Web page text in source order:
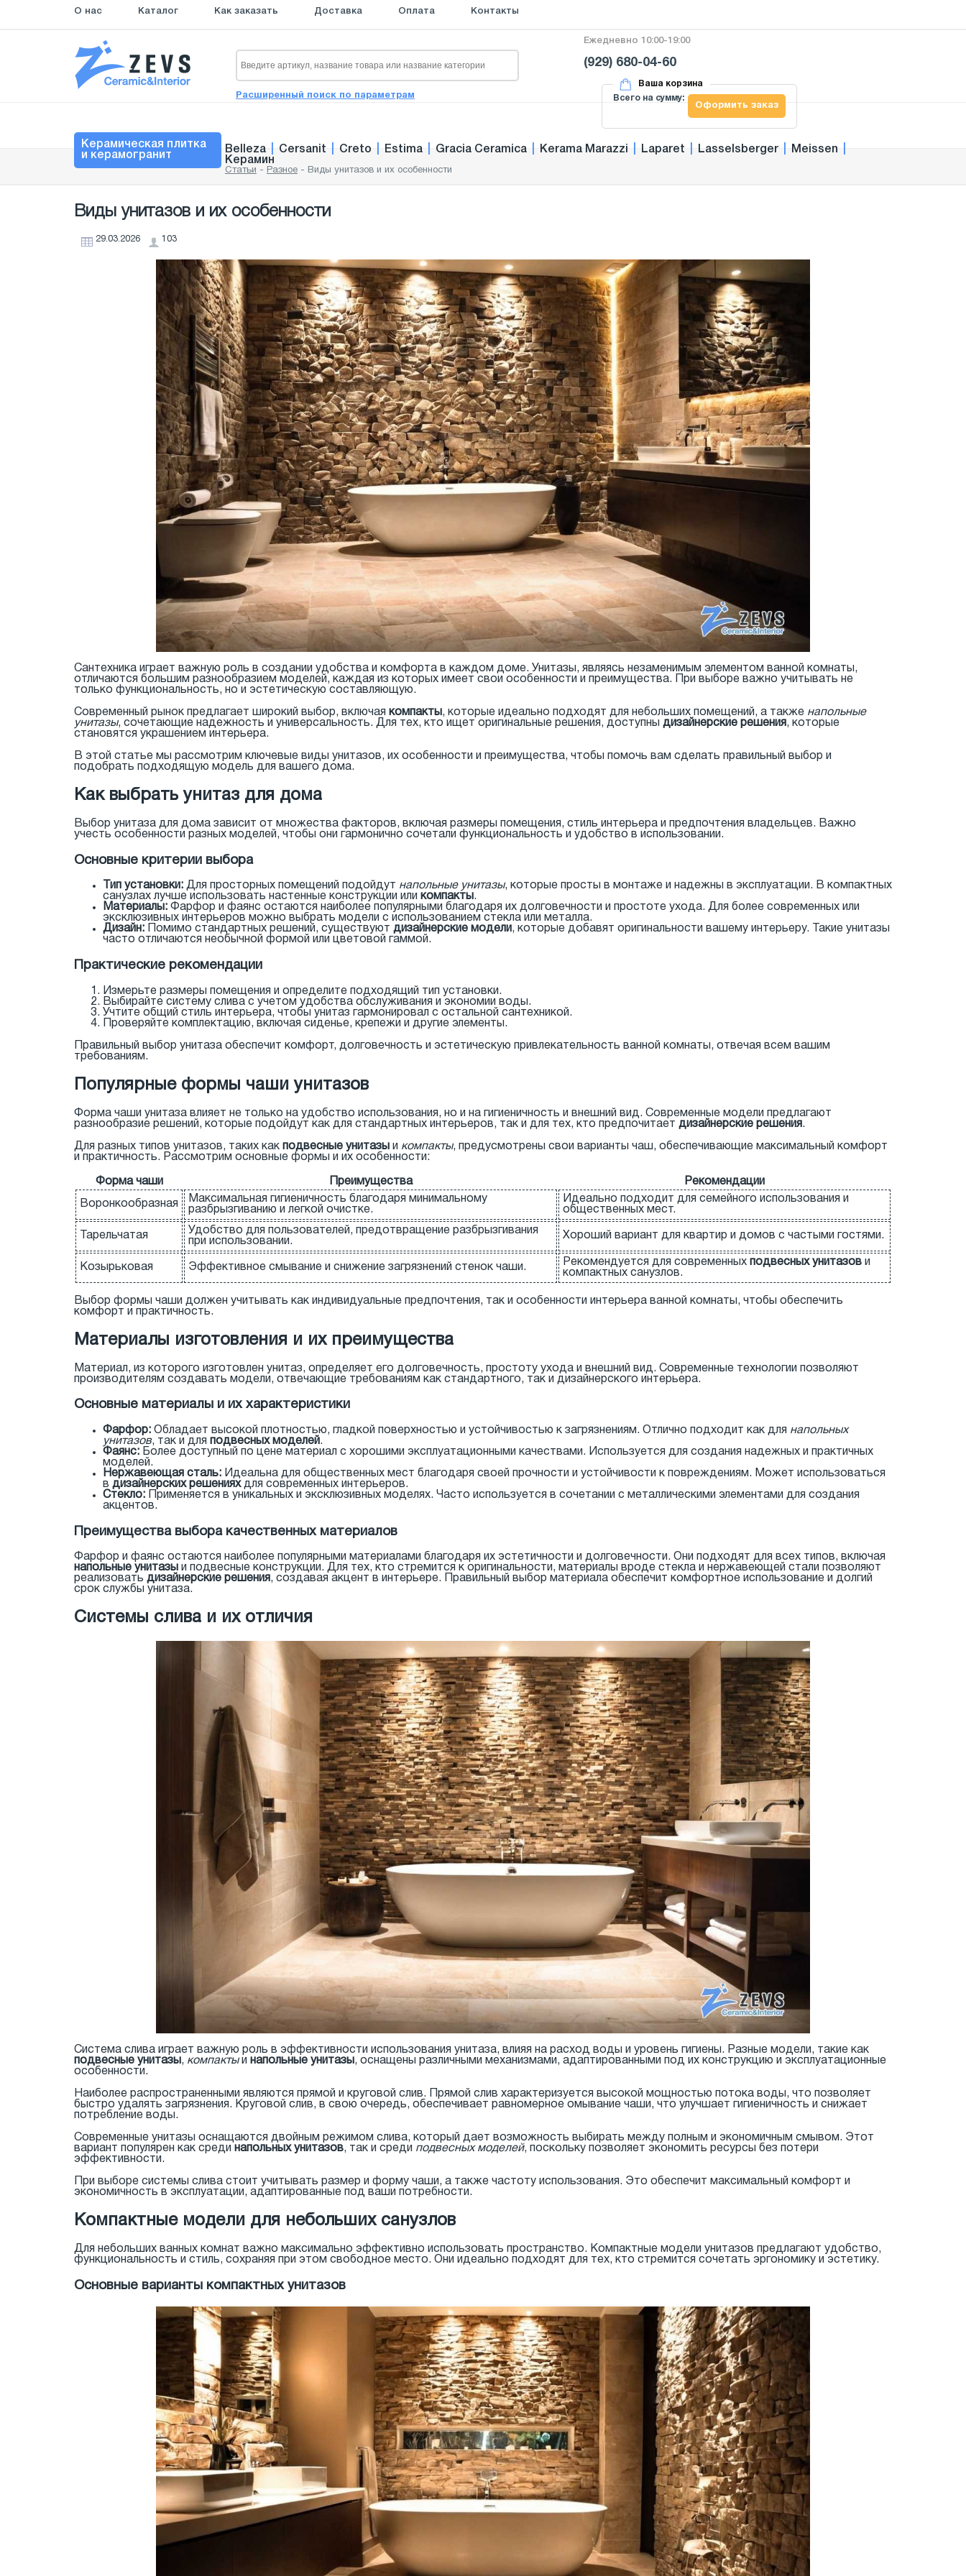
О нас Каталог Как заказать Доставка Оплата Контакты
Расширенный поиск по параметрам
Ежедневно 10:00-19:00
(929) 680-04-60
Ваша корзина
Оформить заказ
Всего на сумму:
Керамическая плитка
и керамогранит
Belleza Cersanit Creto Estima Gracia Ceramica Kerama Marazzi Laparet Lasselsberger Meissen
Керамин
Статьи - Разное - Виды унитазов и их особенности
Виды унитазов и их особенности
29.03.2026 103
Сантехника играет важную роль в создании удобства и комфорта в каждом доме. Унитазы, являясь незаменимым элементом ванной комнаты,
отличаются большим разнообразием моделей, каждая из которых имеет свои особенности и преимущества. При выборе важно учитывать не
только функциональность, но и эстетическую составляющую.
Современный рынок предлагает широкий выбор, включая компакты , которые идеально подходят для небольших помещений, а также напольные
унитазы, сочетающие надежность и универсальность. Для тех, кто ищет оригинальные решения, доступны дизайнерские решения , которые
становятся украшением интерьера.
В этой статье мы рассмотрим ключевые виды унитазов, их особенности и преимущества, чтобы помочь вам сделать правильный выбор и
подобрать подходящую модель для вашего дома.
Как выбрать унитаз для дома
Выбор унитаза для дома зависит от множества факторов, включая размеры помещения, стиль интерьера и предпочтения владельцев. Важно
учесть особенности разных моделей, чтобы они гармонично сочетали функциональность и удобство в использовании.
Основные критерии выбора
Тип установки: Для просторных помещений подойдут напольные унитазы, которые просты в монтаже и надежны в эксплуатации. В компактных
санузлах лучше использовать настенные конструкции или компакты .
Материалы: Фарфор и фаянс остаются наиболее популярными благодаря их долговечности и простоте ухода. Для более современных или
эксклюзивных интерьеров можно выбрать модели с использованием стекла или металла.
Дизайн: Помимо стандартных решений, существуют дизайнерские модели , которые добавят оригинальности вашему интерьеру. Такие унитазы
часто отличаются необычной формой или цветовой гаммой.
Практические рекомендации
Измерьте размеры помещения и определите подходящий тип установки.
Выбирайте систему слива с учетом удобства обслуживания и экономии воды.
Учтите общий стиль интерьера, чтобы унитаз гармонировал с остальной сантехникой.
Проверяйте комплектацию, включая сиденье, крепежи и другие элементы.
Правильный выбор унитаза обеспечит комфорт, долговечность и эстетическую привлекательность ванной комнаты, отвечая всем вашим
требованиям.
Популярные формы чаши унитазов
Форма чаши унитаза влияет не только на удобство использования, но и на гигиеничность и внешний вид. Современные модели предлагают
разнообразие решений, которые подойдут как для стандартных интерьеров, так и для тех, кто предпочитает дизайнерские решения.
Для разных типов унитазов, таких как подвесные унитазы и компакты, предусмотрены свои варианты чаш, обеспечивающие максимальный комфорт
и практичность. Рассмотрим основные формы и их особенности:
Форма чаши Преимущества Рекомендации
Воронкообразная
Максимальная гигиеничность благодаря минимальному
разбрызгиванию и легкой очистке.
Идеально подходит для семейного использования и
общественных мест.
Тарельчатая
Удобство для пользователей, предотвращение разбрызгивания
при использовании.
Хороший вариант для квартир и домов с частыми гостями.
Козырьковая Эффективное смывание и снижение загрязнений стенок чаши. Рекомендуется для современных подвесных унитазов и
компактных санузлов.
Выбор формы чаши должен учитывать как индивидуальные предпочтения, так и особенности интерьера ванной комнаты, чтобы обеспечить
комфорт и практичность.
Материалы изготовления и их преимущества
Материал, из которого изготовлен унитаз, определяет его долговечность, простоту ухода и внешний вид. Современные технологии позволяют
производителям создавать модели, отвечающие требованиям как стандартного, так и дизайнерского интерьера.
Основные материалы и их характеристики
Фарфор: Обладает высокой плотностью, гладкой поверхностью и устойчивостью к загрязнениям. Отлично подходит как для напольных
унитазов, так и для подвесных моделей .
Фаянс: Более доступный по цене материал с хорошими эксплуатационными качествами. Используется для создания надежных и практичных
моделей.
Нержавеющая сталь: Идеальна для общественных мест благодаря своей прочности и устойчивости к повреждениям. Может использоваться
в дизайнерских решенияхдля современных интерьеров.
Стекло: Применяется в уникальных и эксклюзивных моделях. Часто используется в сочетании с металлическими элементами для создания
акцентов.
Преимущества выбора качественных материалов
Фарфор и фаянс остаются наиболее популярными материалами благодаря их эстетичности и долговечности. Они подходят для всех типов, включая
напольные унитазы
и подвесные конструкции. Для тех, кто стремится к оригинальности, материалы вроде стекла и нержавеющей стали позволяют
реализовать дизайнерские решения , создавая акцент в интерьере. Правильный выбор материала обеспечит комфортное использование и долгий
срок службы унитаза.
Системы слива и их отличия
Система слива играет важную роль в эффективности использования унитаза, влияя на расход воды и уровень гигиены. Разные модели, такие как
подвесные унитазы , компактыи напольные унитазы , оснащены различными механизмами, адаптированными под их конструкцию и эксплуатационные
особенности.
Наиболее распространенными являются прямой и круговой слив. Прямой слив характеризуется высокой мощностью потока воды, что позволяет
быстро удалять загрязнения. Круговой слив, в свою очередь, обеспечивает равномерное омывание чаши, что улучшает гигиеничность и снижает
потребление воды.
Современные унитазы оснащаются двойным режимом слива, который дает возможность выбирать между полным и экономичным смывом. Этот
вариант популярен как среди напольных унитазов, так и среди подвесных моделей, поскольку позволяет экономить ресурсы без потери
эффективности.
При выборе системы слива стоит учитывать размер и форму чаши, а также частоту использования. Это обеспечит максимальный комфорт и
экономичность в эксплуатации, адаптированные под ваши потребности.
Компактные модели для небольших санузлов
Для небольших ванных комнат важно максимально эффективно использовать пространство. Компактные модели унитазов предлагают удобство,
функциональность и стиль, сохраняя при этом свободное место. Они идеально подходят для тех, кто стремится сочетать эргономику и эстетику.
Основные варианты компактных унитазов